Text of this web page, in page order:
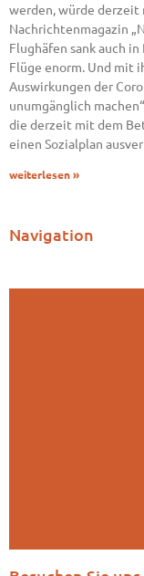
werden, würde derzeit
Nachrichtenmagazin
Flughäfen sank auch
Flüge enorm. Und mit
Auswirkungen der
unumgänglich
die derzeit mit dem
einen Sozialplan
weiterlesen »
Navigation